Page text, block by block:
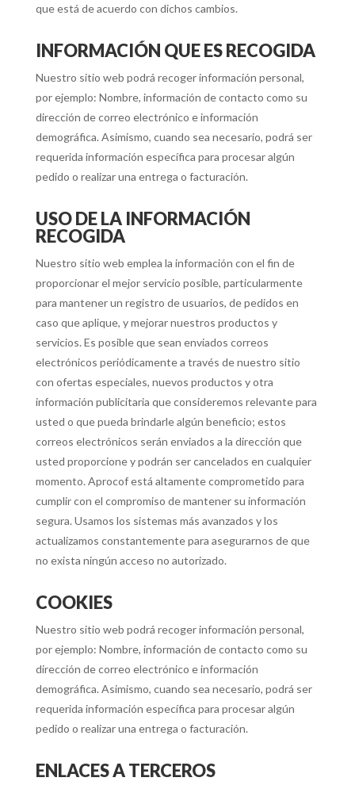
que está de acuerdo con dichos cambios.
INFORMACIÓN QUE ES RECOGIDA
Nuestro sitio web podrá recoger información personal,
por ejemplo: Nombre, información de contacto como su
dirección de correo electrónico e información
demográfica. Asimismo, cuando sea necesario, podrá ser
requerida información específica para procesar algún
pedido o realizar una entrega o facturación.
USO DE LA INFORMACIÓN
RECOGIDA
Nuestro sitio web emplea la información con el fin de
proporcionar el mejor servicio posible, particularmente
para mantener un registro de usuarios, de pedidos en
caso que aplique, y mejorar nuestros productos y
servicios. Es posible que sean enviados correos
electrónicos periódicamente a través de nuestro sitio
con ofertas especiales, nuevos productos y otra
información publicitaria que consideremos relevante para
usted o que pueda brindarle algún beneficio; estos
correos electrónicos serán enviados a la dirección que
usted proporcione y podrán ser cancelados en cualquier
momento. Aprocof está altamente comprometido para
cumplir con el compromiso de mantener su información
segura. Usamos los sistemas más avanzados y los
actualizamos constantemente para asegurarnos de que
no exista ningún acceso no autorizado.
COOKIES
Nuestro sitio web podrá recoger información personal,
por ejemplo: Nombre, información de contacto como su
dirección de correo electrónico e información
demográfica. Asimismo, cuando sea necesario, podrá ser
requerida información específica para procesar algún
pedido o realizar una entrega o facturación.
ENLACES A TERCEROS